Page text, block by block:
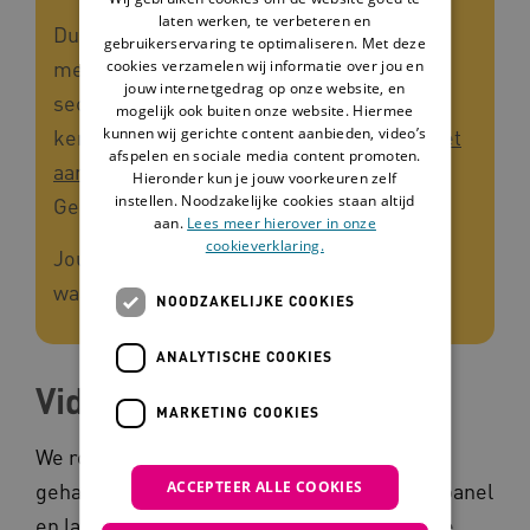
Dus vind jij het leuk om mee te denken en
mee te praten over onderwerpen in de
sector? Help ons dan de informatie op het
kennisplein beter te maken: Meld je via
het
aanmeldformulieraan voor het Panel
Gehandicaptensector.
Jouw kennis en ervaring zijn enorm
waardevol voor de sector!
Video-oproep
We roepen dus iedereen die werkt in de
gehandicaptensector op: doe mee met het panel
laten werken, te verbeteren en
gebruikerservaring te optimaliseren. Met deze
cookies verzamelen wij informatie over jou en
jouw internetgedrag op onze website, en
mogelijk ook buiten onze website. Hiermee
kunnen wij gerichte content aanbieden, video’s
afspelen en sociale media content promoten.
Hieronder kun je jouw voorkeuren zelf
instellen. Noodzakelijke cookies staan altijd
aan. Lees meer hierover in onze
cookieverklaring.
NOODZAKELIJKE COOKIES
ANALYTISCHE COOKIES
MARKETING COOKIES
ACCEPTEER ALLE COOKIES